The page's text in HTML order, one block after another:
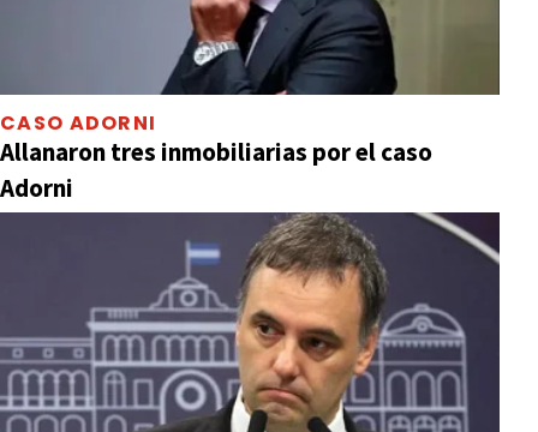
CASO ADORNI
Allanaron tres inmobiliarias por el caso
Adorni